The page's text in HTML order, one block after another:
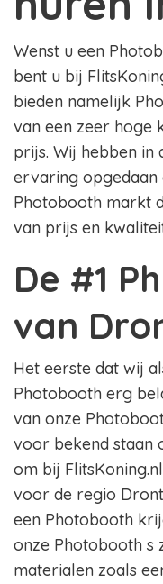
Wenst u een
bent u bij
bieden namelijk
van een zeer hoge
prijs. Wij hebben in
ervaring opgedaan
Photobooth markt
van prijs en
De #1
van
Het eerste dat wij
Photobooth erg
van onze
voor bekend staan
om bij
voor de regio
een Photobooth
onze Photobooth s
materialen zoals